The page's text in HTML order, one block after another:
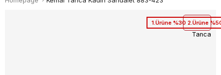
1.Ürüne %30 2.Ürüne
Tanca